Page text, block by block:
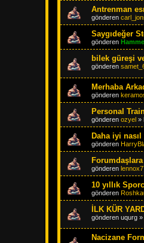
Antrenman
gönderen
Saygıdeğer
gönderen
bilek güreşi
gönderen
Merhaba
gönderen
Personal
gönderen ozyel »
Daha iyi
gönderen
gönderen
10 yıllık
gönderen
İLK KÜR
gönderen uqurg »
Nacizane